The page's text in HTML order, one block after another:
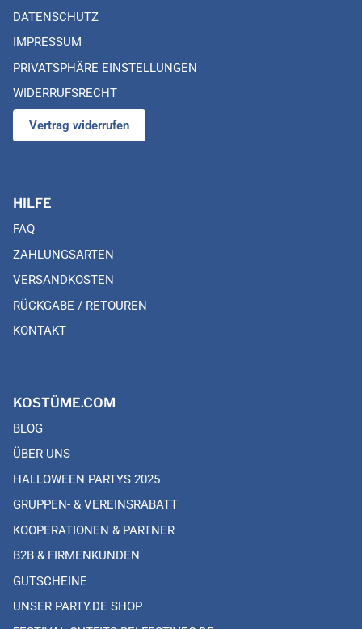
DATENSCHUTZ
IMPRESSUM
PRIVATSPHÄRE EINSTELLUNGEN
WIDERRUFSRECHT
Vertrag widerrufen
HILFE
FAQ
ZAHLUNGSARTEN
VERSANDKOSTEN
RÜCKGABE / RETOUREN
KONTAKT
KOSTÜME.COM
BLOG
ÜBER UNS
HALLOWEEN PARTYS 2025
GRUPPEN- & VEREINSRABATT
KOOPERATIONEN & PARTNER
B2B & FIRMENKUNDEN
GUTSCHEINE
UNSER PARTY.DE SHOP